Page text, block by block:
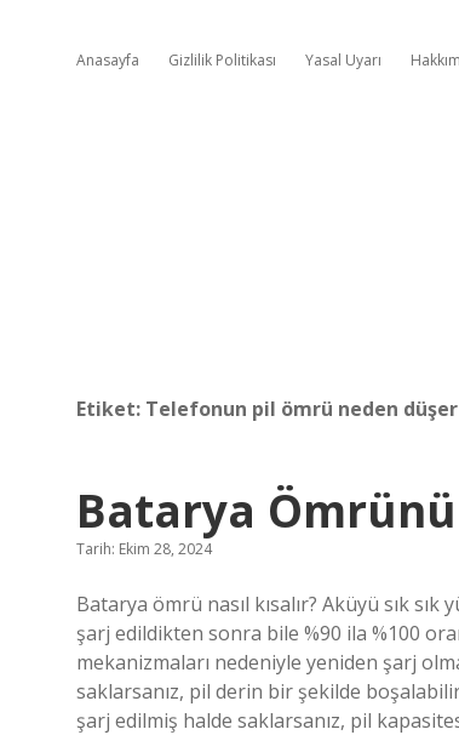
Anasayfa Gizlilik Politikası Yasal Uyarı
Etiket: Telefonun pil ömrü neden düşer
Batarya Ömrünü
Tarih: Ekim 28, 2024
Batarya ömrü nasıl kısalır? Aküyü sık
şarj edildikten sonra bile %90 ila %100
mekanizmaları nedeniyle yeniden şarj
saklarsanız, pil derin bir şekilde
şarj edilmiş halde saklarsanız, pil